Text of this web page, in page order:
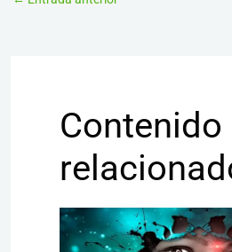
Contenido